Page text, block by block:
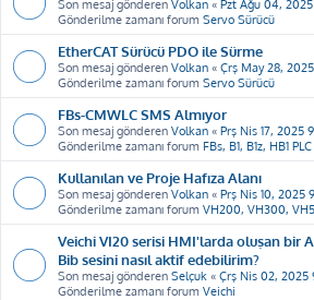
Son mesaj gönderen Volkan « Pzt Ağu 04,
Gönderilme zamanı forum Servo Sürücü
EtherCAT Sürücü PDO ile Sürme
Son mesaj gönderen Volkan « Çrş May 28, 2025
Gönderilme zamanı forum Servo Sürücü
FBs-CMWLC SMS Almıyor
Son mesaj gönderen Volkan « Prş Nis 17, 2025
Gönderilme zamanı forum FBs, B1, B1z, HB1 PLC
Kullanılan ve Proje Hafıza Alanı
Son mesaj gönderen Volkan « Prş Nis 10, 2025
Gönderilme zamanı forum VH200, VH300,
Veichi VI20 serisi HMI'larda oluşan bir
Bib sesini nasıl aktif edebilirim?
Son mesaj gönderen Selçuk « Çrş Nis 02, 2025
Gönderilme zamanı forum Veichi